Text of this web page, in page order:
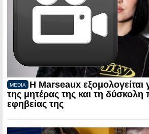
MEDIA
Η Marseaux εξομολογείται
της μητέρας της και τη δύσκολη
εφηβείας της